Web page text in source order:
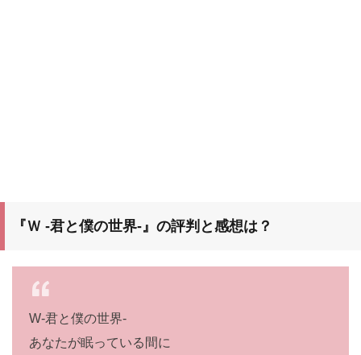
『Ｗ -君と僕の世界-』 の評判と感想は？
W-君と僕の世界-
あなたが眠っている間に